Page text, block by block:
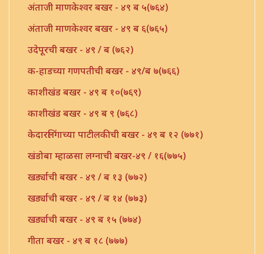
अंताजी माणकेश्वर बखर - ४९ ब ५(७६४)
अंताजी माणकेश्वर बखर - ४९ ब ६(७६५)
उदेपूरची बखर - ४९ / ब (७६२)
क-हाडच्या गणपतीची बखर - ४९/ब ७(७६६)
काशीखंड बखर - ४९ ब १०(७६९)
काशीखंड बखर - ४९ ब ९ (७६८)
केदारलिंगाच्या पाटीलकीची बखर - ४९ ब १२ (७७१)
खंडोबा म्हाळसा लग्नाची बखर-४९ / १६(७७५)
खर्ड्याची बखर - ४९ / ब १३ (७७२)
खर्ड्याची बखर - ४९ / ब १४ (७७३)
खर्ड्याची बखर - ४९ ब १५ (७७४)
गीता बखर - ४९ ब १८ (७७७)